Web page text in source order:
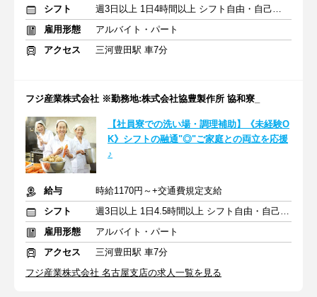
シフト
週3日以上 1日4時間以上 シフト自由・自己申告
雇用形態
アルバイト・パート
アクセス
三河豊田駅 車7分
フジ産業株式会社 ※勤務地:株式会社協豊製作所 協和寮_
【社員寮での洗い場・調理補助】《未経験O
K》シフトの融通"◎"ご家庭との両立を応援
♪
給与
時給1170円～+交通費規定支給
シフト
週3日以上 1日4.5時間以上 シフト自由・自己申告
雇用形態
アルバイト・パート
アクセス
三河豊田駅 車7分
フジ産業株式会社 名古屋支店の求人一覧を見る